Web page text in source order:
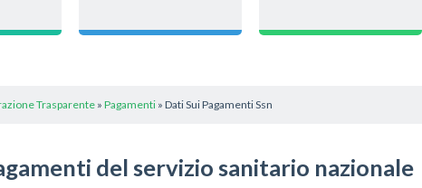
Trasparente » Pagamenti » Dati Sui Pagamenti Ssn
del servizio sanitario nazionale